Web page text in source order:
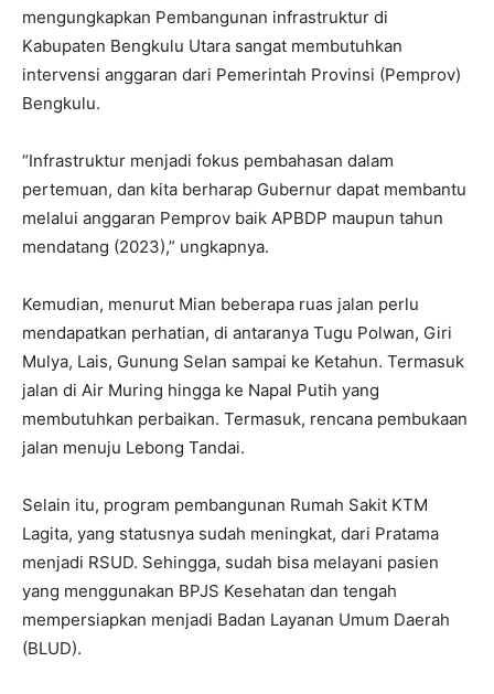
mengungkapkan Pembangunan infrastruktur di
Kabupaten Bengkulu Utara sangat membutuhkan
intervensi anggaran dari Pemerintah Provinsi (Pemprov)
Bengkulu.
“Infrastruktur menjadi fokus pembahasan dalam
pertemuan, dan kita berharap Gubernur dapat membantu
melalui anggaran Pemprov baik APBDP maupun tahun
mendatang (2023),” ungkapnya.
Kemudian, menurut Mian beberapa ruas jalan perlu
mendapatkan perhatian, di antaranya Tugu Polwan, Giri
Mulya, Lais, Gunung Selan sampai ke Ketahun. Termasuk
jalan di Air Muring hingga ke Napal Putih yang
membutuhkan perbaikan. Termasuk, rencana pembukaan
jalan menuju Lebong Tandai.
Selain itu, program pembangunan Rumah Sakit KTM
Lagita, yang statusnya sudah meningkat, dari Pratama
menjadi RSUD. Sehingga, sudah bisa melayani pasien
yang menggunakan BPJS Kesehatan dan tengah
mempersiapkan menjadi Badan Layanan Umum Daerah
(BLUD).